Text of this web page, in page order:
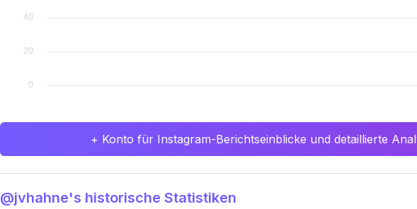
+ Konto für Instagram-Berichtseinblicke und detaillierte
@jvhahne's historische Statistiken